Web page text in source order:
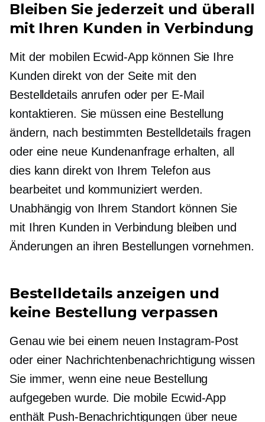
Bleiben Sie jederzeit und überall
mit Ihren Kunden in Verbindung
Mit der mobilen Ecwid-App können Sie Ihre
Kunden direkt von der Seite mit den
Bestelldetails anrufen oder per E-Mail
kontaktieren. Sie müssen eine Bestellung
ändern, nach bestimmten Bestelldetails fragen
oder eine neue Kundenanfrage erhalten, all
dies kann direkt von Ihrem Telefon aus
bearbeitet und kommuniziert werden.
Unabhängig von Ihrem Standort können Sie
mit Ihren Kunden in Verbindung bleiben und
Änderungen an ihren Bestellungen vornehmen.
Bestelldetails anzeigen und
keine Bestellung verpassen
Genau wie bei einem neuen Instagram-Post
oder einer Nachrichtenbenachrichtigung wissen
Sie immer, wenn eine neue Bestellung
aufgegeben wurde. Die mobile Ecwid-App
enthält Push-Benachrichtigungen über neue